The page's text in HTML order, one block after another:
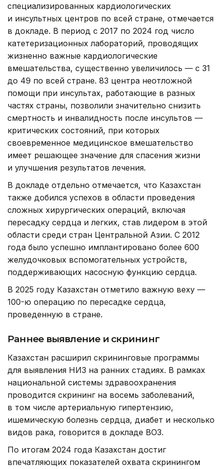
специализированных кардиологических
и инсультных центров по всей стране, отмечается
в докладе. В период с 2017 по 2024 год число
катетеризационных лабораторий, проводящих
жизненно важные кардиологические
вмешательства, существенно увеличилось — с 31
до 49 по всей стране. 83 центра неотложной
помощи при инсультах, работающие в разных
частях страны, позволили значительно снизить
смертность и инвалидность после инсультов —
критических состояний, при которых
своевременное медицинское вмешательство
имеет решающее значение для спасения жизни
и улучшения результатов лечения.
В докладе отдельно отмечается, что Казахстан
также добился успехов в области проведения
сложных хирургических операций, включая
пересадку сердца и легких, став лидером в этой
области среди стран Центральной Азии. С 2012
года было успешно имплантировано более 600
желудочковых вспомогательных устройств,
поддерживающих насосную функцию сердца.
В 2025 году Казахстан отметило важную веху —
100-ю операцию по пересадке сердца,
проведенную в стране.
Раннее выявление и скрининг
Казахстан расширил скрининговые программы
для выявления НИЗ на ранних стадиях. В рамках
национальной системы здравоохранения
проводится скрининг на восемь заболеваний,
в том числе артериальную гипертензию,
ишемическую болезнь сердца, диабет и несколько
видов рака, говорится в докладе ВОЗ.
По итогам 2024 года Казахстан достиг
впечатляющих показателей охвата скринингом